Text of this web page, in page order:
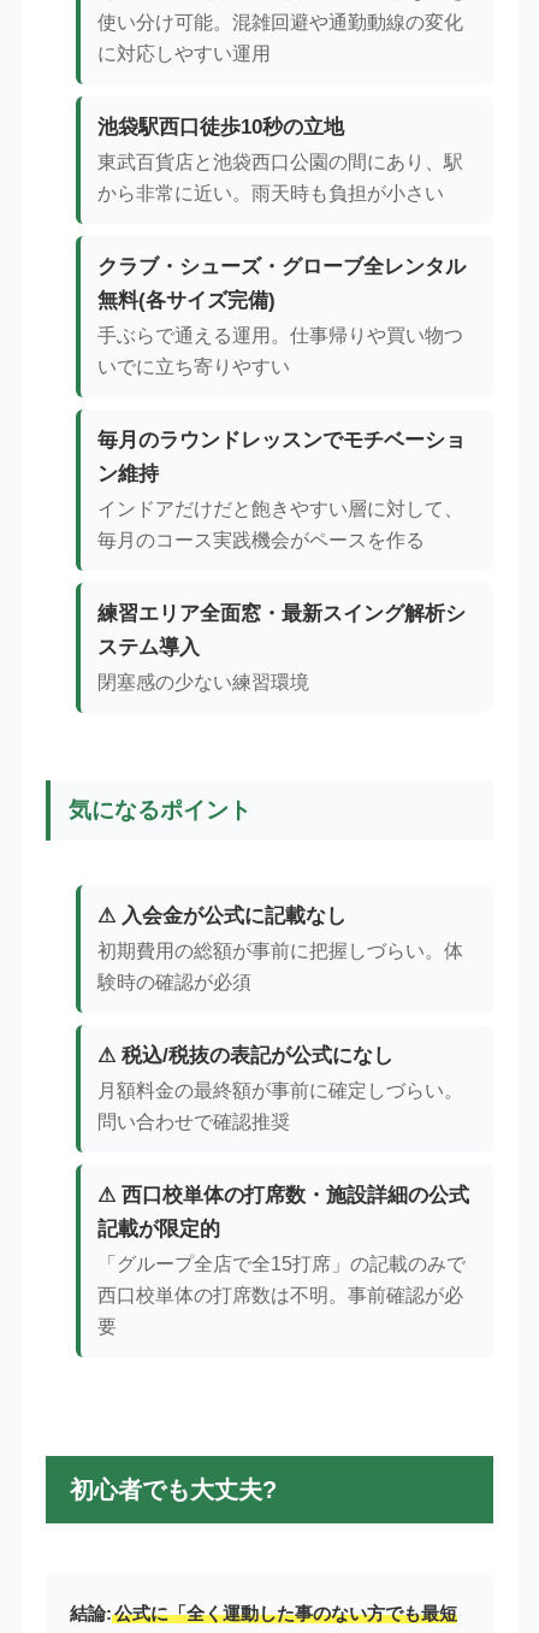
使い分け可能。混雑回避や通勤動線の変化
に対応しやすい運用
池袋駅西口徒歩10秒の立地
東武百貨店と池袋西口公園の間にあり、駅
から非常に近い。雨天時も負担が小さい
クラブ・シューズ・グローブ全レンタル
無料(各サイズ完備)
手ぶらで通える運用。仕事帰りや買い物つ
いでに立ち寄りやすい
毎月のラウンドレッスンでモチベーショ
ン維持
インドアだけだと飽きやすい層に対して、
毎月のコース実践機会がペースを作る
練習エリア全面窓・最新スイング解析シ
ステム導入
閉塞感の少ない練習環境
気になるポイント
⚠ 入会金が公式に記載なし
初期費用の総額が事前に把握しづらい。体
験時の確認が必須
⚠ 税込/税抜の表記が公式になし
月額料金の最終額が事前に確定しづらい。
問い合わせで確認推奨
⚠ 西口校単体の打席数・施設詳細の公式
記載が限定的
「グループ全店で全15打席」の記載のみで
西口校単体の打席数は不明。事前確認が必
要
初心者でも大丈夫?
結論:公式に「全く運動した事のない方でも最短